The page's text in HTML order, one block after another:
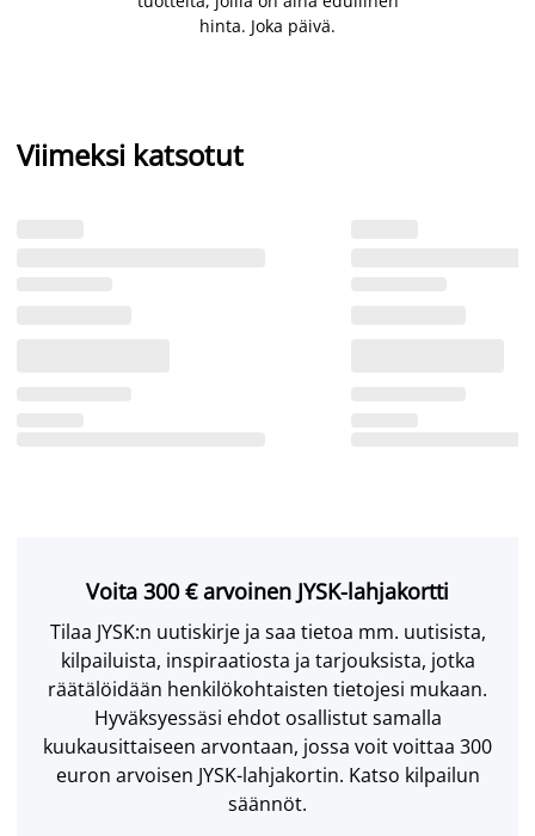
hinta. Joka päivä.
Viimeksi katsotut
Voita 300 € arvoinen JYSK-lahjakortti
Tilaa JYSK:n uutiskirje ja saa tietoa mm. uutisista,
kilpailuista, inspiraatiosta ja tarjouksista, jotka
räätälöidään henkilökohtaisten tietojesi mukaan.
Hyväksyessäsi ehdot osallistut samalla
kuukausittaiseen arvontaan, jossa voit voittaa 300
euron arvoisen JYSK-lahjakortin. Katso kilpailun
säännöt.